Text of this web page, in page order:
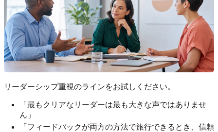
リーダーシップ重視のラインをお試しください。
「最もクリアなリーダーは最も大きな声ではありませ
ん」
「フィードバックが両方の方法で旅行できるとき、信頼